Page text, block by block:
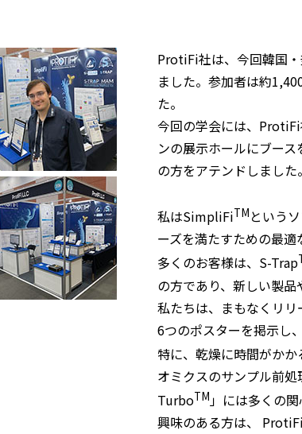
ProtiFi社は、今回韓国
ました。参加者は約
た。
今回の学会には、
ンの展示ホールにブー
の方をアテンドしました。
私はSimpliFiTM という
ーズを満たすための最適
多くのお客様は、S-Trap
の方であり、新しい製品
私たちは、まもなくリ
6つのポスターを掲示し
特に、乾燥に時間がか
オミクスのサンプル前
TurboTM」には多くの関
興味のある方は、